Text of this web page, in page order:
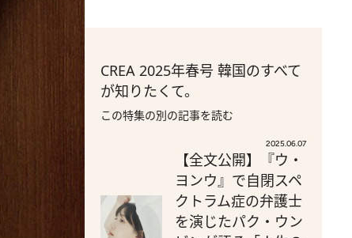
CREA 2025年春号 韓国のすべて
が知りたくて。
この特集の別の記事を読む
2025.06.07
【全文公開】『ウ・
ヨンウ』で自閉スペ
クトラム症の弁護士
を演じたパク・ウン